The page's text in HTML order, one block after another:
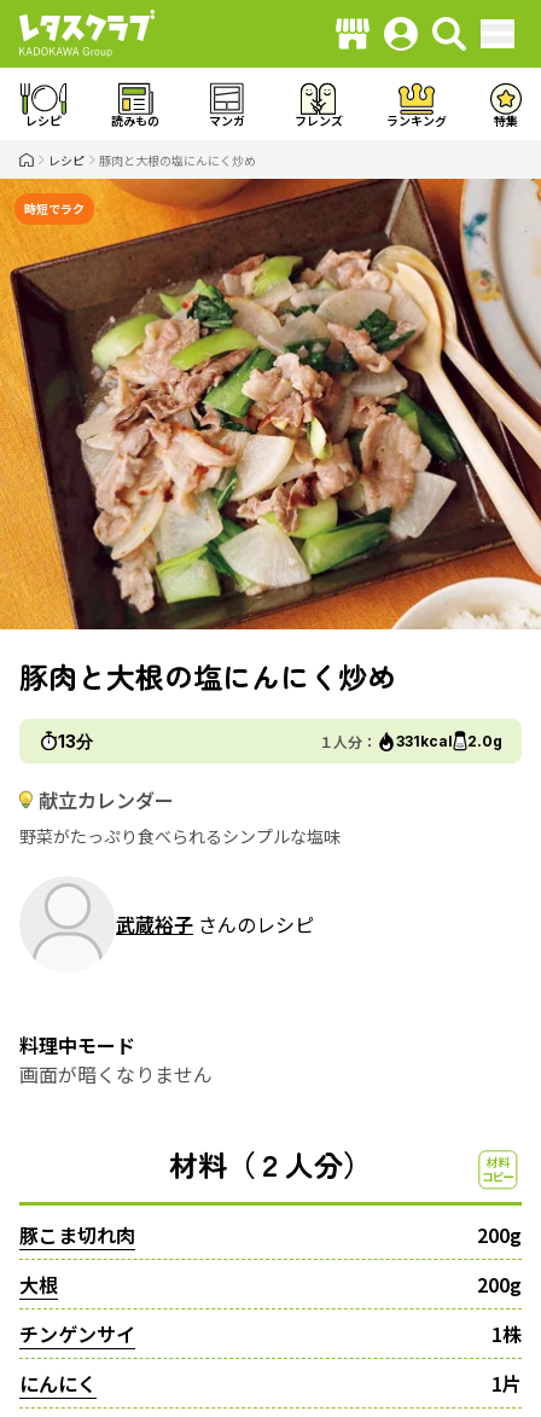
レシピ 読みもの マンガ フレンズ ランキング 特集
レシピ 豚肉と大根の塩にんにく炒め
時短でラク
豚肉と大根の塩にんにく炒め
13分 １人分： 331kcal 2.0g
献立カレンダー
野菜がたっぷり食べられるシンプルな塩味
武蔵裕子 さんのレシピ
料理中モード
画面が暗くなりません
材料（２人分）
豚こま切れ肉
200g
大根
200g
チンゲンサイ
1株
にんにく
1片